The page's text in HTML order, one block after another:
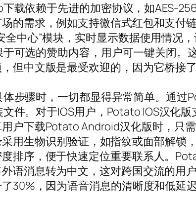
载依赖于先进的加密协议，如AES-
的需求，例如支持微信式红包和支
全中心”模块，实时显示数据使用情况
可选的赞助内容，用户可一键关闭
但中文版是最受欢迎的，因为它桥接了
步骤时，一切都显得异常简单。通
件。对于IOS用户，Potato IOS汉化
户下载Potato Android汉化版时，只
用生物识别验证，如指纹或面部解锁
排序，便于快速定位重要联系人。
语消息转为中文，这对跨国交流的
30%，因为语音消息的清晰度和低延